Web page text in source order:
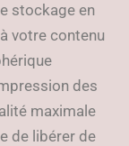
stockage en
votre contenu
des
maximale
de libérer de